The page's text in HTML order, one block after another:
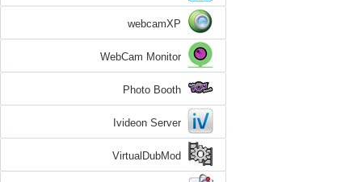
webcamXP
WebCam Monitor
Photo Booth
Ivideon Server
VirtualDubMod